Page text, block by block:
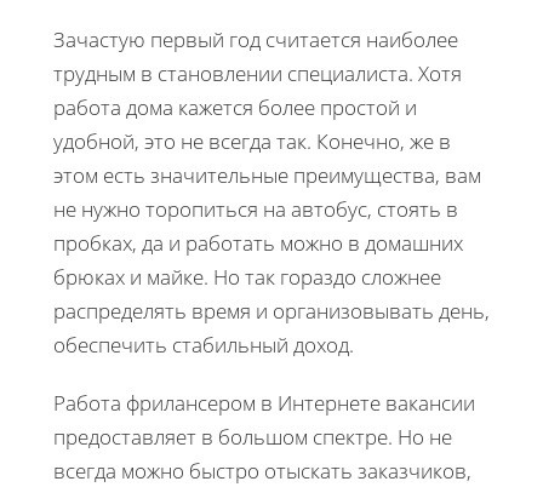
Зачастую первый год считается наиболее
трудным в становлении специалиста. Хотя
работа дома кажется более простой и
удобной, это не всегда так. Конечно, же в
этом есть значительные преимущества, вам
не нужно торопиться на автобус, стоять в
пробках, да и работать можно в домашних
брюках и майке. Но так гораздо сложнее
распределять время и организовывать день,
обеспечить стабильный доход.
Работа фрилансером в Интернете вакансии
предоставляет в большом спектре. Но не
всегда можно быстро отыскать заказчиков,